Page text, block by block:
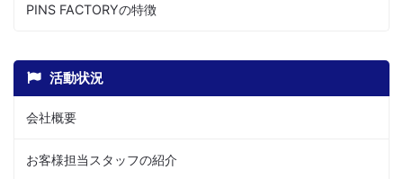
PINS FACTORYの特徴
活動状況
会社概要
お客様担当スタッフの紹介